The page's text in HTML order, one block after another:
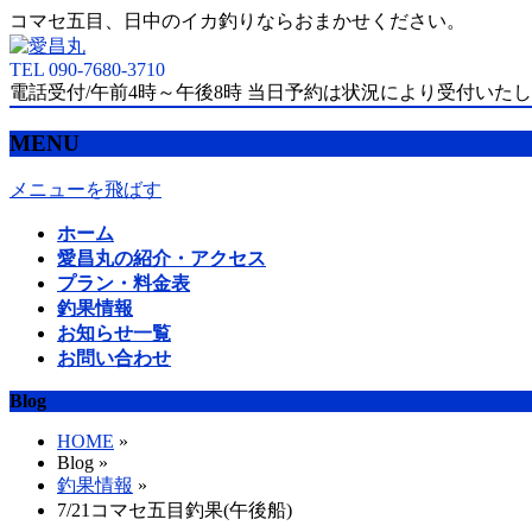
コマセ五目、日中のイカ釣りならおまかせください。
TEL 090-7680-3710
電話受付/午前4時～午後8時 当日予約は状況により受付いた
MENU
メニューを飛ばす
ホーム
愛昌丸の紹介・アクセス
プラン・料金表
釣果情報
お知らせ一覧
お問い合わせ
Blog
HOME »
Blog »
釣果情報 »
7/21コマセ五目釣果(午後船)